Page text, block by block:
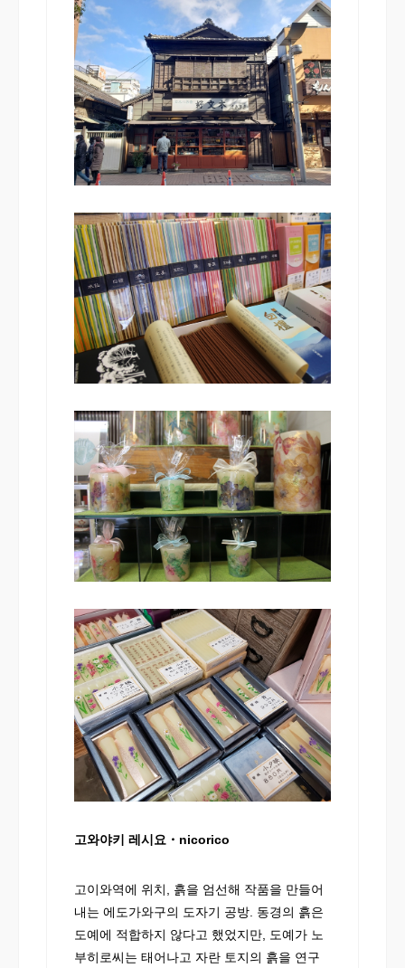
고와야키 레시요・nicorico
고이와역에 위치, 흙을 엄선해 작품을 만들어
내는 에도가와구의 도자기 공방. 동경의 흙은
도예에 적합하지 않다고 했었지만, 도예가 노
부히로씨는 태어나고 자란 토지의 흙을 연구